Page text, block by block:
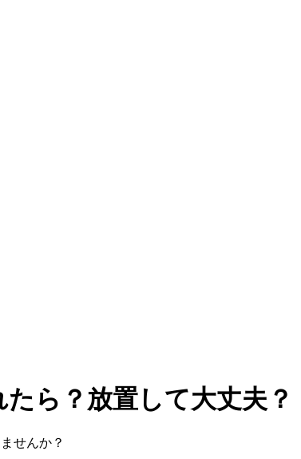
ら？放置して大丈夫？
せんか？